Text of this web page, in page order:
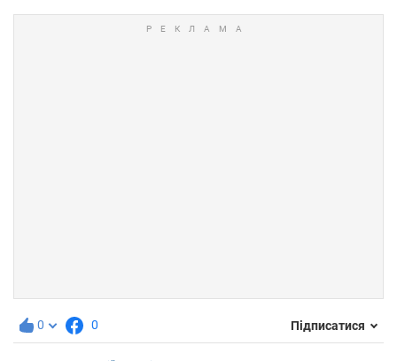
0 0 Підписатися